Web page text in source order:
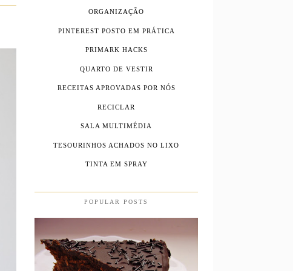
ORGANIZAÇÃO
PINTEREST POSTO EM PRÁTICA
PRIMARK HACKS
QUARTO DE VESTIR
RECEITAS APROVADAS POR NÓS
RECICLAR
SALA MULTIMÉDIA
TESOURINHOS ACHADOS NO LIXO
TINTA EM SPRAY
POPULAR POSTS